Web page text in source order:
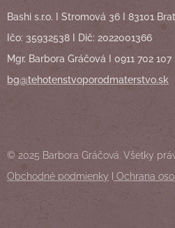
Bashi s.r.o. I Stromová 36 I 83101
Ičo: 35932538 I Dič: 2022001366
Mgr. Barbora Gráčová I 0911 702 107
bg@tehotenstvoporodmaterstvo.sk
© 2025 Barbora Gráčová. Všetky
Obchodné podmienky I Ochrana